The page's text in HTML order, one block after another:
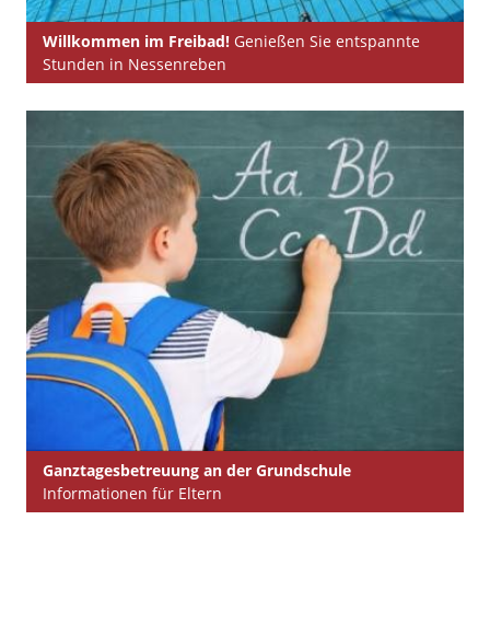
Willkommen im Freibad! Genießen Sie entspannte
Stunden in Nessenreben
Ganztagesbetreuung an der Grundschule
Informationen für Eltern